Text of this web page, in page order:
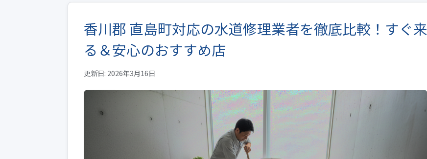
香川郡 直島町対応の水道修理業者を徹底比較！すぐ来
る＆安心のおすすめ店
更新日: 2026年3月16日